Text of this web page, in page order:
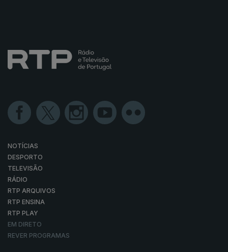
NOTÍCIAS
DESPORTO
TELEVISÃO
RÁDIO
RTP ARQUIVOS
RTP ENSINA
RTP PLAY
EM DIRETO
REVER PROGRAMAS